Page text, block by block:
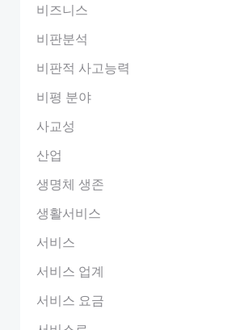
비즈니스
비판분석
비판적 사고능력
비평 분야
사교성
산업
생명체 생존
생활서비스
서비스
서비스 업계
서비스 요금